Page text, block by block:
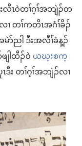
လီၤ​ဝဲ​တၢ်ဂ့ၢ်​အဘျဲၣ်​တ
တၢ်ကတိၤ​အဂံၢ်​ခိၣ်
ာ်​ညါ ဒီး​အလီၢ်​ခံ​န့ၣ်
ါ​ထီၣ်ဝဲယဃ့းစက့
ဒီး တၢ်ဂ့ၢ်​အဘျဲၣ်​လၢ